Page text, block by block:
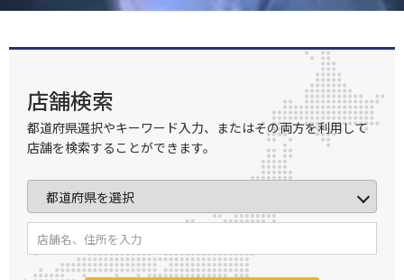
店舗検索
都道府県選択やキーワード入力、またはその両方を利用して
店舗を検索することができます。